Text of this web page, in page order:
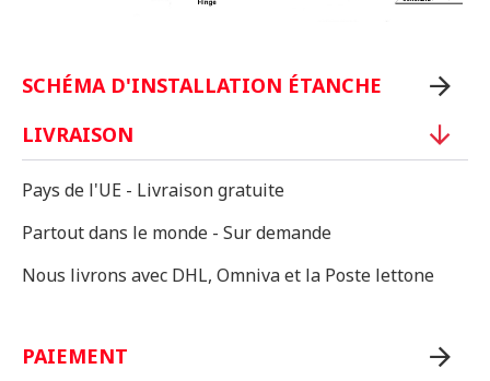
SCHÉMA D'INSTALLATION ÉTANCHE
LIVRAISON
Pays de l'UE - Livraison gratuite
Partout dans le monde - Sur demande
Nous livrons avec DHL, Omniva et la Poste lettone
PAIEMENT